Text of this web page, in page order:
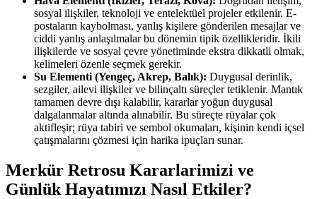
sosyal ilişkiler, teknoloji ve entelektüel projeler etkilenir. E-
postaların kaybolması, yanlış kişilere gönderilen mesajlar ve
ciddi yanlış anlaşılmalar bu dönemin tipik özellikleridir. İkili
ilişkilerde ve sosyal çevre yönetiminde ekstra dikkatli olmak,
kelimeleri özenle seçmek gerekir.
Su Elementi (Yengeç, Akrep, Balık): Duygusal derinlik,
sezgiler, ailevi ilişkiler ve bilinçaltı süreçler tetiklenir. Mantık
tamamen devre dışı kalabilir, kararlar yoğun duygusal
dalgalanmalar altında alınabilir. Bu süreçte rüyalar çok
aktifleşir; rüya tabiri ve sembol okumaları, kişinin kendi içsel
çatışmalarını çözmesi için harika ipuçları sunar.
Merkür Retrosu Kararlarimizi ve
Günlük Hayatımızı Nasıl Etkiler?